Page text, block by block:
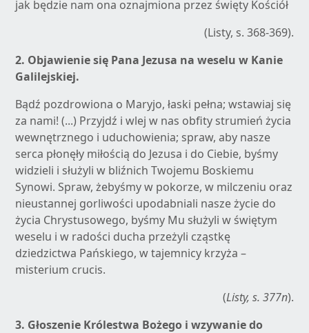
jak będzie nam ona oznajmiona przez święty Kościół
(Listy, s. 368-369).
2. Objawienie się Pana Jezusa na weselu w Kanie
Galilejskiej.
Bądź pozdrowiona o Maryjo, łaski pełna; wstawiaj się
za nami! (...) Przyjdź i wlej w nas obfity strumień życia
wewnętrznego i uduchowienia; spraw, aby nasze
serca płonęły miłością do Jezusa i do Ciebie, byśmy
widzieli i służyli w bliźnich Twojemu Boskiemu
Synowi. Spraw, żebyśmy w pokorze, w milczeniu oraz
nieustannej gorliwości upodabniali nasze życie do
życia Chrystusowego, byśmy Mu służyli w świętym
weselu i w radości ducha przeżyli cząstkę
dziedzictwa Pańskiego, w tajemnicy krzyża –
misterium crucis.
(Listy, s. 377n).
3. Głoszenie Królestwa Bożego i wzywanie do